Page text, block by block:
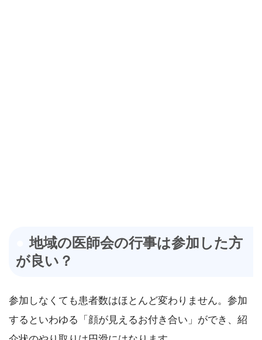
地域の医師会の行事は参加した方
が良い？
参加しなくても患者数はほとんど変わりません。参加
するといわゆる「顔が見えるお付き合い」ができ、紹